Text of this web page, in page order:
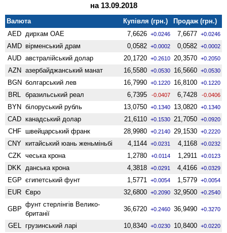
на 13.09.2018
Валюта Купівля (грн.)
Продаж (грн.)
AED дирхам ОАЕ 7,6626 +0.0246 7,6677 +0.0246
AMD вiрменський драм 0,0582 +0.0002 0,0582 +0.0002
AUD австралійський долар 20,1720 +0.2610 20,3570 +0.2050
AZN азербайджанський манат 16,5580 +0.0530 16,5660 +0.0530
BGN болгарський лев 16,7990 +0.1220 16,8100 +0.1220
BRL бразильський реал 6,7395 -0.0407 6,7428 -0.0406
BYN білоруський рубль 13,0750 +0.1340 13,0820 +0.1340
CAD канадський долар 21,6110 +0.1530 21,7050 +0.0920
CHF швейцарський франк 28,9980 +0.2140 29,1530 +0.2220
CNY китайський юань женьмiньбi 4,1144 +0.0231 4,1168 +0.0232
CZK чеська крона 1,2780 +0.0114 1,2911 +0.0123
DKK данська крона 4,3818 +0.0291 4,4166 +0.0329
EGP єгипетський фунт 1,5771 +0.0054 1,5779 +0.0054
EUR Євро 32,6800 +0.2090 32,9500 +0.2540
GBP
фунт стерлінгів Велико­
британії
36,6720 +0.2460 36,9490 +0.3270
GEL грузинський ларі 10,8340 +0.0230 10,8400 +0.0220